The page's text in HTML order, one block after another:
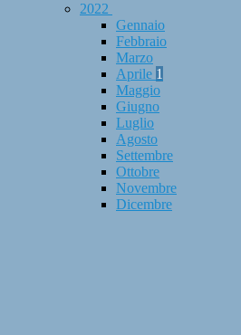
2022
Gennaio
Febbraio
Marzo
Aprile 1
Maggio
Giugno
Luglio
Agosto
Settembre
Ottobre
Novembre
Dicembre